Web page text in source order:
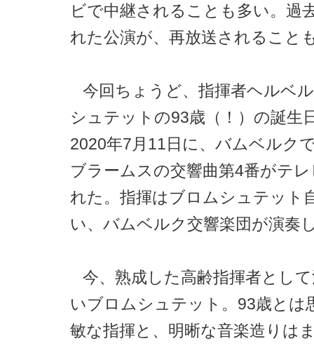
ビで中継されることも多い。過
れた公演が、再放送されること
今回ちょうど、指揮者ヘルベ
シュテットの93歳（！）の誕生
2020年7月11日に、バムベルク
ブラームスの交響曲第4番がテ
れた。指揮はブロムシュテット
い、バムベルク交響楽団が演奏
今、熟成した高齢指揮者とし
いブロムシュテット。93歳とは
敏な指揮と、明晰な音楽造りは